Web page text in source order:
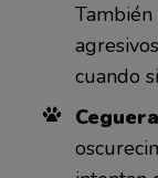
cuando